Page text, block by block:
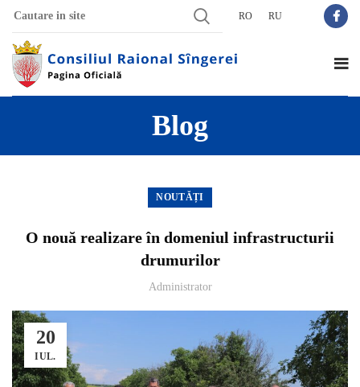
RO RU
Blog
NOUTĂȚI
O nouă realizare în domeniul infrastructurii
drumurilor
Administrator
20
IUL.